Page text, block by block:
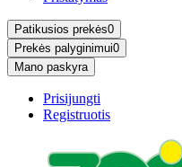
Patikusios prekės0
Prekės palyginimui0
Mano paskyra
Prisijungti
Registruotis